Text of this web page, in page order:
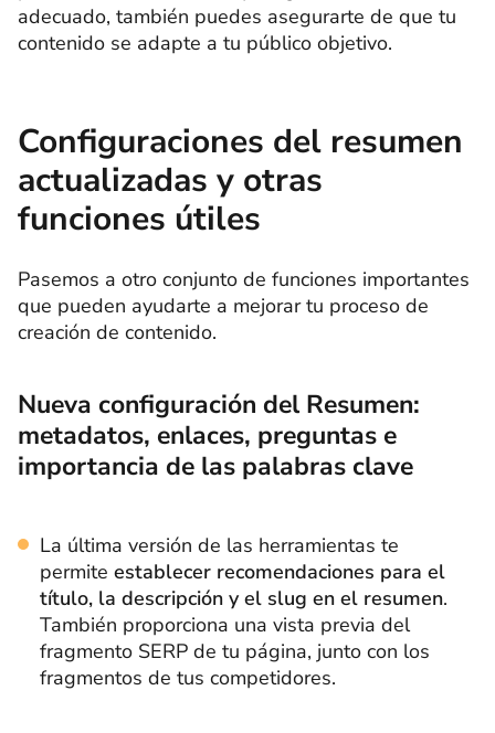
adecuado, también puedes asegurarte de que tu
contenido se adapte a tu público objetivo.
Configuraciones del resumen
actualizadas y otras
funciones útiles
Pasemos a otro conjunto de funciones importantes
que pueden ayudarte a mejorar tu proceso de
creación de contenido.
Nueva configuración del Resumen:
metadatos, enlaces, preguntas e
importancia de las palabras clave
La última versión de las herramientas te
permite establecer recomendaciones para el
título, la descripción y el slug en el resumen.
También proporciona una vista previa del
fragmento SERP de tu página, junto con los
fragmentos de tus competidores.